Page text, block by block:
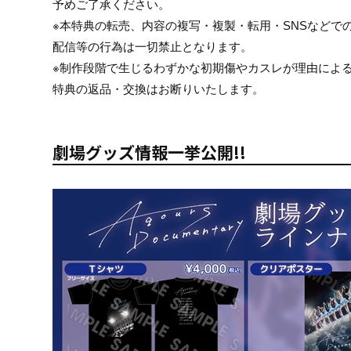
予めご了承ください。
※本特典の転売、内容の複写・複製・転用・SNSなどで
配信等の行為は一切禁止となります。
※制作段階で生じるわずかな初期傷やカスレが理由によ
特典の返品・交換はお断りいたします。
劇場グッズ情報一挙公開!!